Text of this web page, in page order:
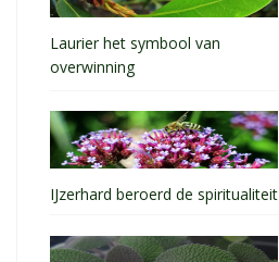
Laurier het symbool van
overwinning
IJzerhard beroerd de spiritualiteit